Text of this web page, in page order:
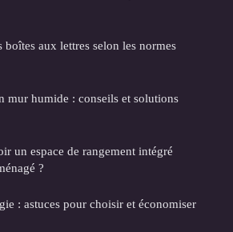
boîtes aux lettres selon les normes
mur humide : conseils et solutions
un espace de rangement intégré
?
: astuces pour choisir et économiser